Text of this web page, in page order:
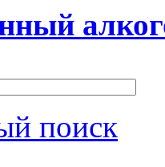
поиск